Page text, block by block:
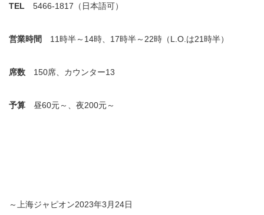
TEL 5466-1817（日本語可）
営業時間 11時半～14時、17時半～22時（L.O.は21時半）
席数 150席、カウンター13
予算 昼60元～、夜200元～
～上海ジャピオン2023年3月24日